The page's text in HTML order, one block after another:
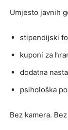
Umjesto javnih
stipendijski
kuponi za
dodatna
psihološka
Bez kamera.